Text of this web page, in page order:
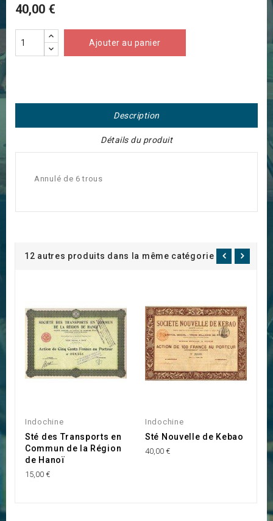
40,00 €
Ajouter au panier
Description
Détails du produit
Annulé de 6 trous
12 autres produits dans la même catégorie :
Indochine
Sté des Transports en
Commun de la Région
de Hanoï
15,00 €
Indochine
Sté Nouvelle de Kebao
40,00 €